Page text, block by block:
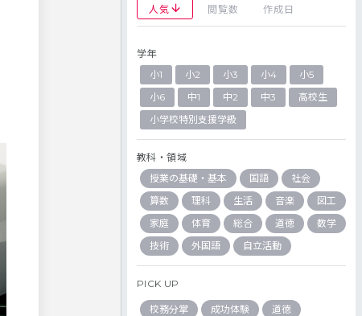
人気
閲覧数 作成日
学年
小1
小2 小3 小4
小5
小6
中1 中2 中3
高校生
小学校特別支援学級
教科・領域
授業の基礎・基本
国語
社会
算数
理科 生活 音楽
図工
家庭
体育 総合 道徳
数学
技術
外国語 自立活動
PICK UP
校務分掌 成功体験 道徳